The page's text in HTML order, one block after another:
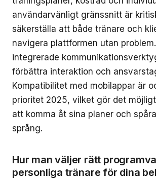
användarvänligt gränssnitt är
säkerställa att både tränare och
navigera plattformen utan
integrerade
förbättra interaktion och
Kompatibilitet med mobilappar är
prioritet 2025, vilket gör det
att komma åt sina planer och
språng.
Hur man väljer rätt
personliga tränare för dina